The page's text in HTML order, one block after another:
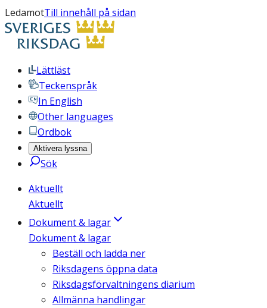
LedamotTill innehåll på sidan
Lättläst
Teckenspråk
In English
Other languages
Ordbok
Aktivera lyssna
Sök
Aktuellt
Aktuellt
Dokument & lagar
Dokument & lagar
Beställ och ladda ner
Riksdagens öppna data
Riksdagsförvaltningens diarium
Allmänna handlingar